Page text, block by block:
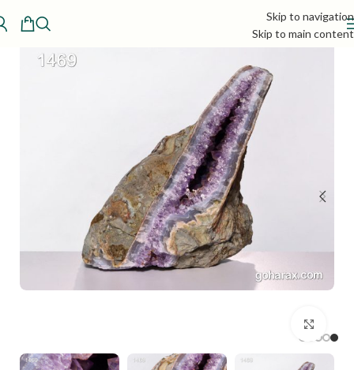
Skip to navigation
Skip to main content